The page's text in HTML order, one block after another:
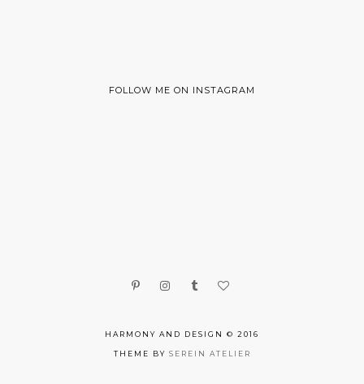
FOLLOW ME ON INSTAGRAM
HARMONY AND DESIGN © 2016
THEME BY SEREIN ATELIER